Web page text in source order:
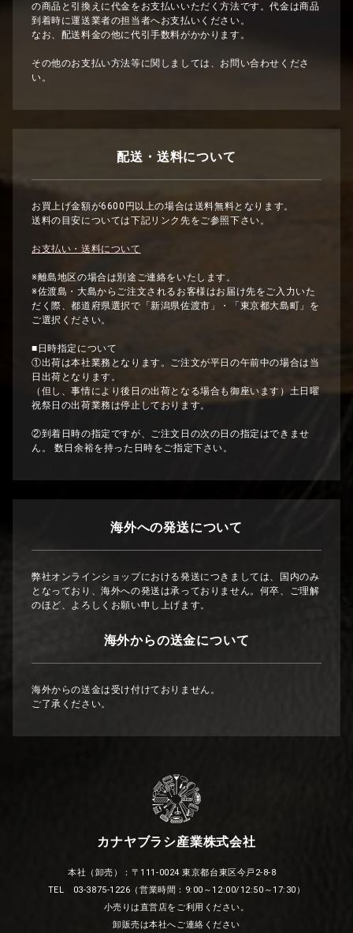
の商品と引換えに代金をお支払いいただく方法です。代金は商品
到着時に運送業者の担当者へお支払いください。
なお、配送料金の他に代引手数料がかかります。
その他のお支払い方法等に関しましては、お問い合わせくださ
い。
配送・送料について
お買上げ金額が6600円以上の場合は送料無料となります。
送料の目安については下記リンク先をご参照下さい。
お支払い・送料について
※離島地区の場合は別途ご連絡をいたします。
※佐渡島・大島からご注文されるお客様はお届け先をご入力いた
だく際、都道府県選択で「新潟県佐渡市」・「東京都大島町」を
ご選択ください。
■日時指定について
①出荷は本社業務となります。ご注文が平日の午前中の場合は当
日出荷となります。
（但し、事情により後日の出荷となる場合も御座います）土日曜
祝祭日の出荷業務は停止しております。
②到着日時の指定ですが、ご注文日の次の日の指定はできませ
ん。 数日余裕を持った日時をご指定下さい。
海外への発送について
弊社オンラインショップにおける発送につきましては、国内のみ
となっており、海外への発送は承っておりません。何卒、ご理解
のほど、よろしくお願い申し上げます。
海外からの送金について
海外からの送金は受け付けておりません。
ご了承ください。
カナヤブラシ産業株式会社
本社（卸売）：〒111-0024 東京都台東区今戸2-8-8
TEL 03-3875-1226（営業時間：9:00～12:00/12:50～17:30）
小売りは直営店をご利用ください。
卸販売は本社へご連絡ください